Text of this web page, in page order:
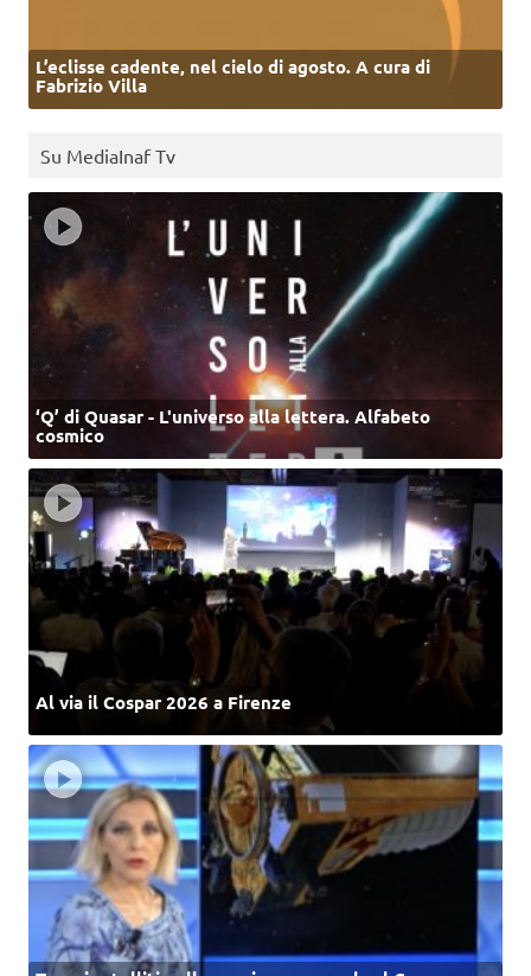
L’eclisse cadente, nel cielo di agosto. A cura di
Fabrizio Villa
Su MediaInaf Tv
‘Q’ di Quasar - L'universo alla lettera. Alfabeto
cosmico
Al via il Cospar 2026 a Firenze